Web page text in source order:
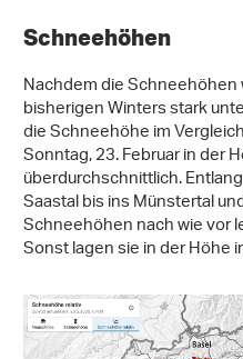
Überdeckung der
mächtig. Im südlichen Wallis
vermutlich vor allen noch an
an Übergängen von wenig
werden. Im Tessin und in
Gefahrenstellen nach wie
können sehr leicht
wird sich die
vor allem im Tessin und in
kommenden Tagen und
einer herausfordernden
werden – wie dies schon